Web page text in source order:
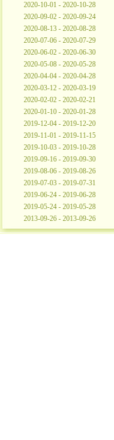
2020-10-01 - 2020-10-28
2020-09-02 - 2020-09-24
2020-08-13 - 2020-08-28
2020-07-06 - 2020-07-29
2020-06-02 - 2020-06-30
2020-05-08 - 2020-05-28
2020-04-04 - 2020-04-28
2020-03-12 - 2020-03-19
2020-02-02 - 2020-02-21
2020-01-10 - 2020-01-28
2019-12-04 - 2019-12-20
2019-11-01 - 2019-11-15
2019-10-03 - 2019-10-28
2019-09-16 - 2019-09-30
2019-08-06 - 2019-08-26
2019-07-03 - 2019-07-31
2019-06-24 - 2019-06-28
2019-05-24 - 2019-05-28
2013-09-26 - 2013-09-26